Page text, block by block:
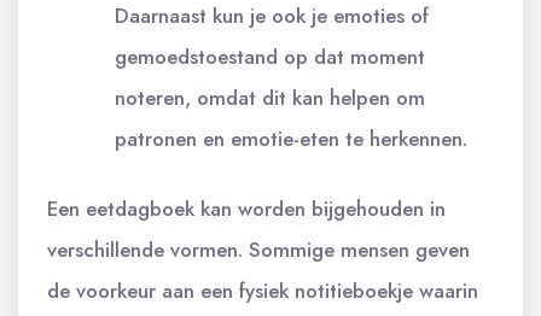
Daarnaast kun je ook je emoties of
gemoedstoestand op dat moment
noteren, omdat dit kan helpen om
patronen en emotie-eten te herkennen.
Een eetdagboek kan worden bijgehouden in
verschillende vormen. Sommige mensen geven
de voorkeur aan een fysiek notitieboekje waarin